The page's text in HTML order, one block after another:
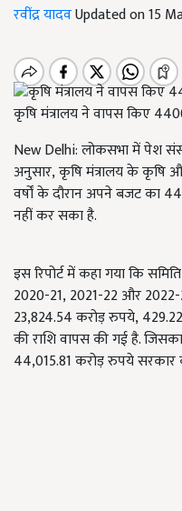
रवींद्र यादवUpdated on 15
कृषि मंत्रालय ने वापस किए
New Delhi:लोकसभा में पेश
अनुसार,कृषि मंत्रालय के कृषि
वर्षों के दौरान अपने बजट का
नहीं कर सका है.
इस रिपोर्ट में कहा गया कि
2020-21,2021-22 और 2022-
23,824.54 करोड़ रुपये,
की राशि वापस की गई है.
44,015.81 करोड़ रुपये